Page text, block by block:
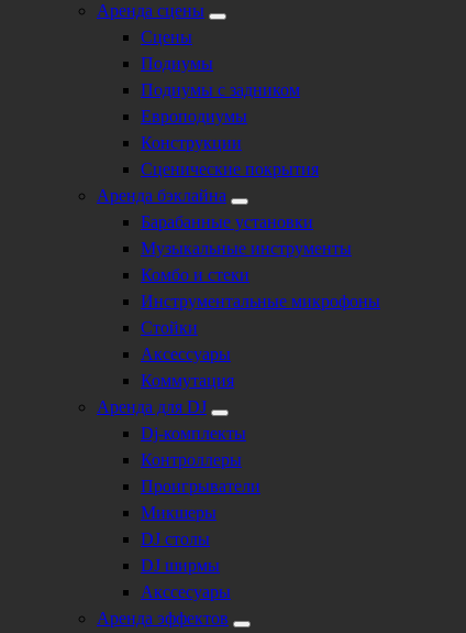
Аренда сцены
Сцены
Подиумы
Подиумы с задником
Европодиумы
Конструкции
Сценические покрытия
Аренда бэклайна
Барабанные установки
Музыкальные инструменты
Комбо и стеки
Инструментальные микрофоны
Стойки
Аксессуары
Коммутация
Аренда для DJ
Dj-комплекты
Контроллеры
Проигрыватели
Микшеры
DJ столы
DJ ширмы
Акссесуары
Аренда эффектов